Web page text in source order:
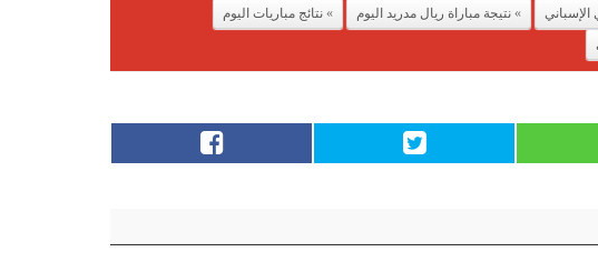
الإسباني نتيجة مباراة ريال مدريد اليوم
نتائج مباريات اليوم